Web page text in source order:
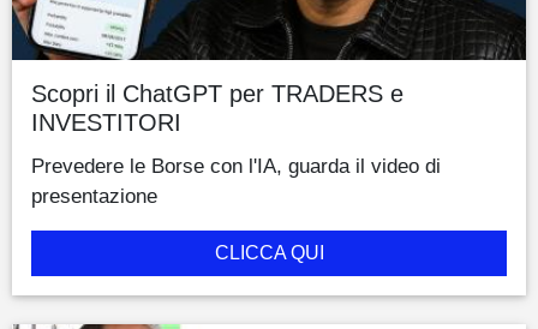
Scopri il ChatGPT per TRADERS e
INVESTITORI
Prevedere le Borse con l'IA, guarda il video di
presentazione
CLICCA QUI